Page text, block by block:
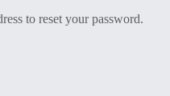
to reset your password.